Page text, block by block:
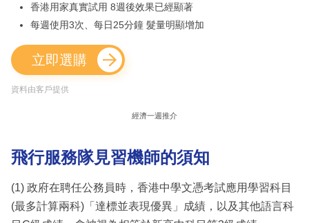
香港用家真實試用 8週後效果已經顯著
每週使用3次、每日25分鐘 髮量明顯增加
立即選購
資料由客戶提供
經濟一週推介
飛行服務隊見習機師的須知
(1) 政府在聘任公務員時，香港中學文憑考試應用學習科目
(最多計算兩科)「達標並表現優異」成績，以及其他語言科